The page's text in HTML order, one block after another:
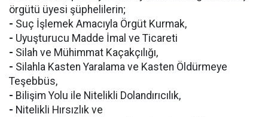
örgütü üyesi şüphelilerin;
- Suç İşlemek Amacıyla Örgüt Kurmak,
- Uyuşturucu Madde İmal ve Ticareti
- Silah ve Mühimmat Kaçakçılığı,
- Silahla Kasten Yaralama ve Kasten Öldürmeye
Teşebbüs,
- Bilişim Yolu ile Nitelikli Dolandırıcılık,
- Nitelikli Hırsızlık ve